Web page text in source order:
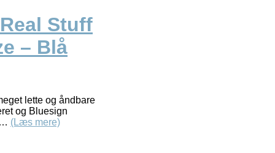
Stuff
– Blå
lette og åndbare
og Bluesign
(Læs mere)